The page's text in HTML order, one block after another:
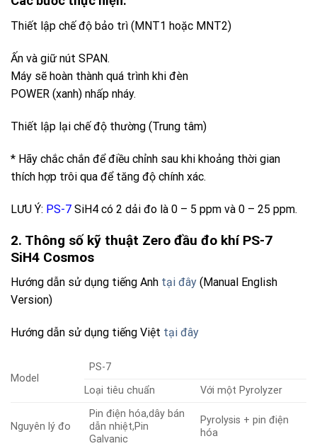
Thiết lập chế độ bảo trì (MNT1 hoặc MNT2)
Ấn và giữ nút SPAN.
Máy sẽ hoàn thành quá trình khi đèn
POWER (xanh) nhấp nháy.
Thiết lập lại chế độ thường (Trung tâm)
* Hãy chắc chắn để điều chỉnh sau khi khoảng thời gian
thích hợp trôi qua để tăng độ chính xác.
LƯU Ý: PS-7 SiH4 có 2 dải đo là 0 – 5 ppm và 0 – 25 ppm.
2. Thông số kỹ thuật Zero đầu đo khí PS-7
SiH4 Cosmos
Hướng dẫn sử dụng tiếng Anh tại đây (Manual English
Version)
Hướng dẫn sử dụng tiếng Việt tại đây
Model
PS-7
Loại tiêu chuẩn
Với một Pyrolyzer
Nguyên lý đo
Pin điện hóa,dây bán
dẫn nhiệt,Pin
Galvanic
Pyrolysis + pin điện
hóa